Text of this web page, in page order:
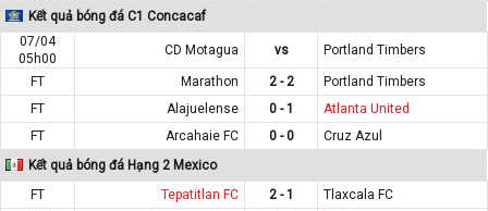
Kết quả bóng đá C1 Concacaf
07/04
05h00
CD Motagua vs Portland Timbers
FT Marathon 2 - 2
Portland Timbers
FT
Alajuelense 0 - 1
Atlanta United
FT
Arcahaie FC 0 - 0
Cruz Azul
Kết quả bóng đá Hạng 2 Mexico
FT
Tepatitlan FC 2 - 1
Tlaxcala FC